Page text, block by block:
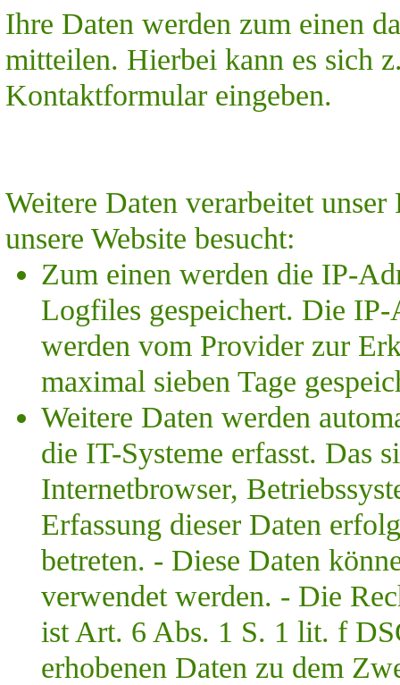
Ihre Daten werden zum einen
mitteilen. Hierbei kann es sich
Kontaktformular eingeben.
Weitere Daten verarbeitet
unsere Website besucht:
Zum einen werden die IP-
Logfiles gespeichert. Die IP-
werden vom Provider zur
maximal sieben Tage
Weitere Daten werden
die IT-Systeme erfasst. Das
Internetbrowser,
Erfassung dieser Daten
betreten. - Diese Daten
verwendet werden. - Die
ist Art. 6 Abs. 1 S. 1 lit. f
erhobenen Daten zu dem